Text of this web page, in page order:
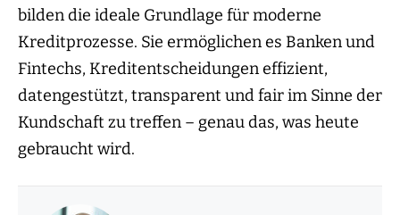
bilden die ideale Grundlage für moderne
Kreditprozesse. Sie ermöglichen es Banken und
Fintechs, Kreditentscheidungen effizient,
datengestützt, transparent und fair im Sinne der
Kundschaft zu treffen – genau das, was heute
gebraucht wird.